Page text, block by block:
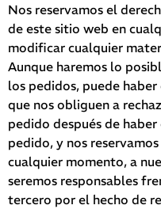
Nos reservamos el
de este sitio web en
modificar cualquier
Aunque haremos lo
los pedidos, puede
que nos obliguen a
pedido después de
pedido, y nos
cualquier momento, a
seremos responsables
tercero por el hecho de